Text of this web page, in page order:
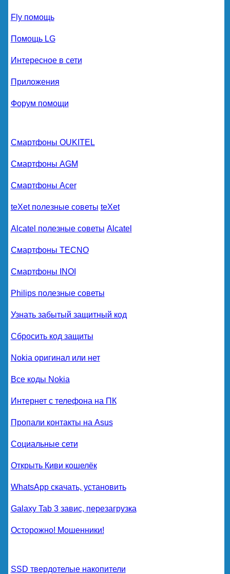
Fly помощь
Помощь LG
Интересное в сети
Приложения
Форум помощи
Смартфоны OUKITEL
Смартфоны AGM
Смартфоны Acer
teXet полезные советы teXet
Alcatel полезные советы Alcatel
Смартфоны TECNO
Смартфоны INOI
Philips полезные советы
Узнать забытый защитный код
Сбросить код защиты
Nokia оригинал или нет
Все коды Nokia
Интернет с телефона на ПК
Пропали контакты на Asus
Социальные сети
Открыть Киви кошелёк
WhatsApp скачать, установить
Galaxy Tab 3 завис, перезагрузка
Осторожно! Мошенники!
SSD твердотелые накопители